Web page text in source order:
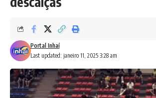
Last updated: janeiro 11, 2025 3:28 am
Portal Inhaí